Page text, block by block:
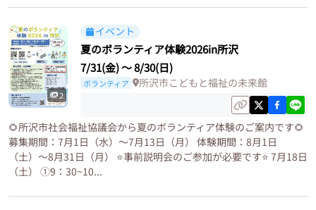
2
イベント
夏のボランティア体験2026in所沢
7/31(金)〜8/30(日)
ボランティア 所沢市こどもと福祉の未来館
🌻所沢市社会福祉協議会から夏のボランティア体験のご案内です🌻
募集期間：7月1日（水）〜7月13日（月） 体験期間：8月1日
（土）〜8月31日（月） ⭐️事前説明会のご参加が必要です⭐️ 7月18日
（土） ①9：30~10...